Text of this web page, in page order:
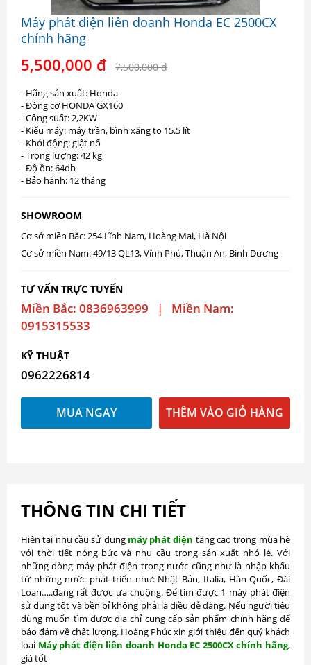
Máy phát điện liên doanh Honda EC 2500CX
chính hãng
5,500,000 đ 7,500,000 đ
- Hãng sản xuất: Honda
- Động cơ HONDA GX160
- Công suất: 2,2KW
- Kiểu máy: máy trần, bình xăng to 15.5 lít
- Khởi động: giật nổ
- Trọng lượng: 42 kg
- Độ ồn: 64db
- Bảo hành: 12 tháng
SHOWROOM
Cơ sở miền Bắc: 254 Lĩnh Nam, Hoàng Mai, Hà Nội
Cơ sở miền Nam: 49/13 QL13, Vĩnh Phú, Thuận An, Bình Dương
TƯ VẤN TRỰC TUYẾN
Miền Bắc: 0836963999 | Miền Nam:
0915315533
KỸ THUẬT
0962226814
MUA NGAY THÊM VÀO GIỎ HÀNG
THÔNG TIN CHI TIẾT
Hiện tại nhu cầu sử dụng máy phát điện tăng cao trong mùa hè
với thời tiết nóng bức và nhu cầu trong sản xuất nhỏ lẻ. Với
những dòng máy phát điện trong nước cũng như là nhập khẩu
từ những nước phát triển như: Nhật Bản, Italia, Hàn Quốc, Đài
Loan…..đang rất được ưa chuộng. Để tìm được 1 máy phát điện
sử dụng tốt và bền bỉ không phải là điều dễ dàng. Nếu người tiêu
dùng muốn tìm được địa chỉ cung cấp sản phẩm chính hãng để
bảo đảm về chất lượng. Hoàng Phúc xin giới thiệu đến quý khách
loại Máy phát điện liên doanh Honda EC 2500CX chính hãng,
giá tốt